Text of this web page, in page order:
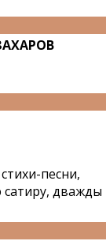
песни,
дважды